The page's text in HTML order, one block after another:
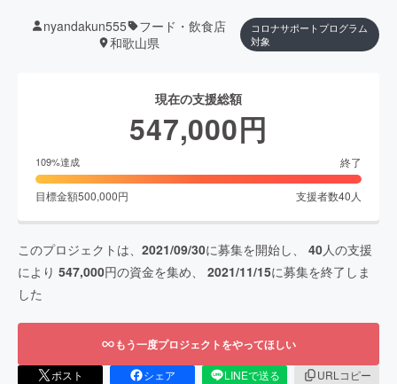
nyandakun555
フード・飲食店
和歌山県
コロナサポートプログラム
対象
現在の支援総額
547,000円
109%達成 終了
目標金額500,000円 支援者数40 人
このプロジェクトは、 2021/09/30に募集を開始し、 40人の支援
により 547,000円の資金を集め、 2021/11/15に募集を終了しま
した
もう一度プロジェクトをやってほしい
ポスト シェア LINEで送る
URLコピー